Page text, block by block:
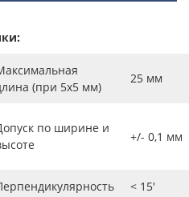
(при 5x5 мм)
25 мм
по ширине и
+/- 0,1 мм
< 15′